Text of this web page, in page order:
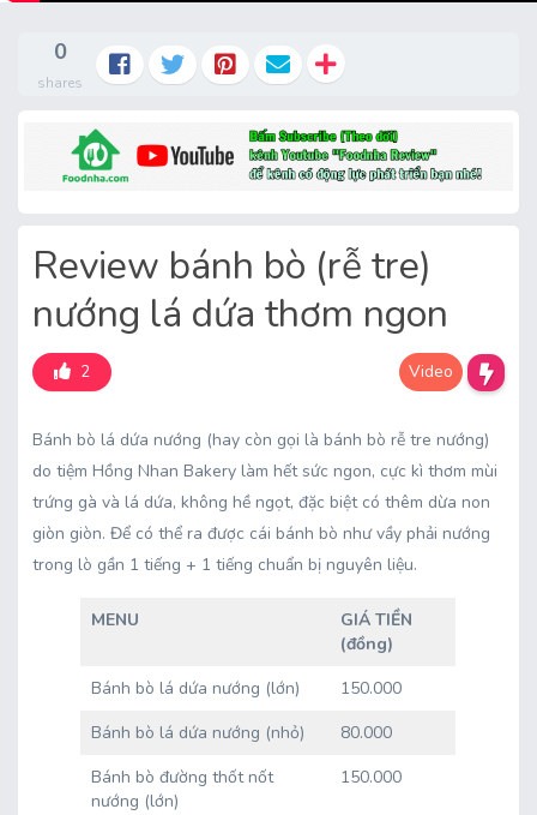
0
shares
Review bánh bò (rễ tre)
nướng lá dứa thơm ngon
2 Video
Bánh bò lá dứa nướng (hay còn gọi là bánh bò rễ tre nướng)
do tiệm Hồng Nhan Bakery làm hết sức ngon, cực kì thơm mùi
trứng gà và lá dứa, không hề ngọt, đặc biệt có thêm dừa non
giòn giòn. Để có thể ra được cái bánh bò như vầy phải nướng
trong lò gần 1 tiếng + 1 tiếng chuẩn bị nguyên liệu.
MENU
GIÁ TIỀN
(đồng)
Bánh bò lá dứa nướng (lớn)
150.000
Bánh bò lá dứa nướng (nhỏ)
80.000
Bánh bò đường thốt nốt
nướng (lớn)
150.000